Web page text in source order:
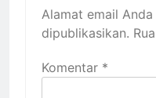
Alamat email
dipublikasikan.
Komentar *